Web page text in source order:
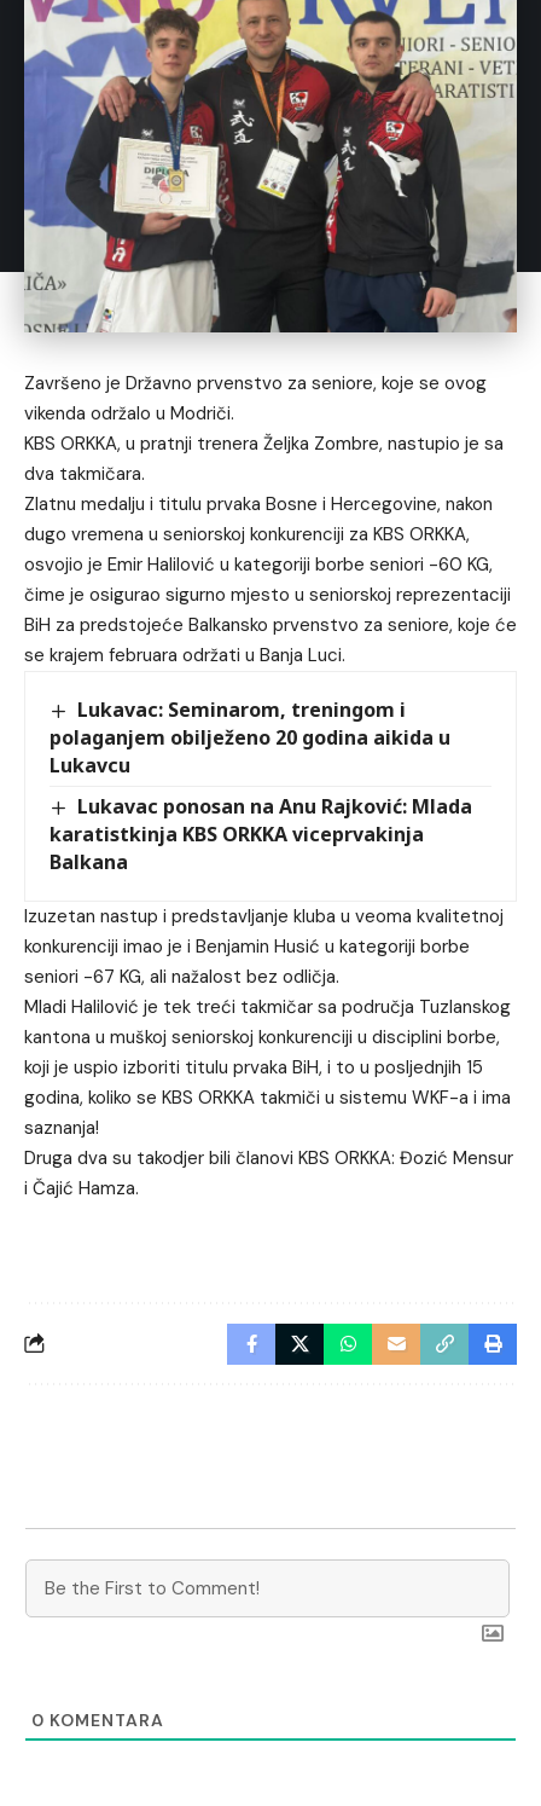
Završeno je Državno prvenstvo za seniore, koje se ovog
vikenda održalo u Modriči.
KBS ORKKA, u pratnji trenera Željka Zombre, nastupio je sa
dva takmičara.
Zlatnu medalju i titulu prvaka Bosne i Hercegovine, nakon
dugo vremena u seniorskoj konkurenciji za KBS ORKKA,
osvojio je Emir Halilović u kategoriji borbe seniori -60 KG,
čime je osigurao sigurno mjesto u seniorskoj reprezentaciji
BiH za predstojeće Balkansko prvenstvo za seniore, koje će
se krajem februara održati u Banja Luci.
Lukavac: Seminarom, treningom i
polaganjem obilježeno 20 godina aikida u
Lukavcu
Lukavac ponosan na Anu Rajković: Mlada
karatistkinja KBS ORKKA viceprvakinja
Balkana
Izuzetan nastup i predstavljanje kluba u veoma kvalitetnoj
konkurenciji imao je i Benjamin Husić u kategoriji borbe
seniori -67 KG, ali nažalost bez odličja.
Mladi Halilović je tek treći takmičar sa područja Tuzlanskog
kantona u muškoj seniorskoj konkurenciji u disciplini borbe,
koji je uspio izboriti titulu prvaka BiH, i to u posljednjih 15
godina, koliko se KBS ORKKA takmiči u sistemu WKF-a i ima
saznanja!
Druga dva su takodjer bili članovi KBS ORKKA: Đozić Mensur
i Čajić Hamza.
0 KOMENTARA